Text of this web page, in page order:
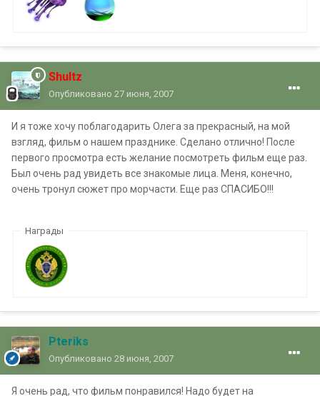
Shultz
Опубликовано 27 июня, 2007
И я тоже хочу поблагодарить Олега за прекрасный, на мой
взгляд, фильм о нашем празднике. Сделано отлично! После
первого просмотра есть желание посмотреть фильм еще раз.
Был очень рад увидеть все знакомые лица. Меня, конечно,
очень тронул сюжет про морчасти. Еще раз СПАСИБО!!!
Награды
Pteriks
Опубликовано 28 июня, 2007
Я очень рад, что фильм понравился! Надо будет на